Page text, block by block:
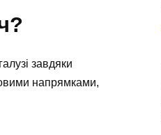
завдяки
напрямками,